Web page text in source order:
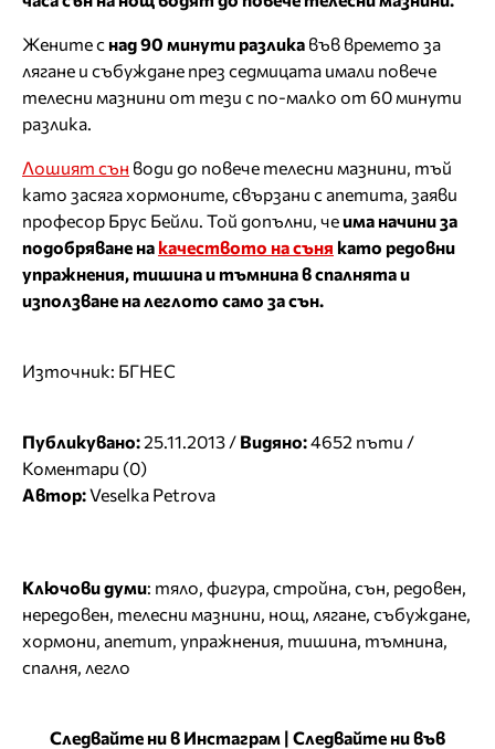
Жените с над 90 минути разлика във времето за
лягане и събуждане през седмицата имали повече
телесни мазнини от тези с по-малко от 60 минути
разлика.
Лошият сън води до повече телесни мазнини, тъй
като засяга хормоните, свързани с апетита, заяви
професор Брус Бейли. Той допълни, чеима начини за
подобряване на качеството на съня като редовни
упражнения, тишина и тъмнина в спалнята и
използване на леглото само за сън.
Източник: БГНЕС
Публикувано:25.11.2013 / Видяно:4652 пъти /
Коментари (0)
Автор:Veselka Petrova
Ключови думи: тяло фигура стройна сън редовен
нередовен телесни мазнини нощ лягане събуждане
хормони апетит упражнения тишина тъмнина
спалня легло
Следвайте ни в Инстаграм | Следвайте ни във